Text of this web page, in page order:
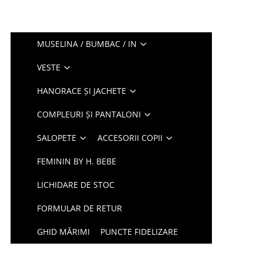
MUSELINA / BUMBAC / IN
VESTE
HANORACE ȘI JACHETE
COMPLEURI ȘI PANTALONI
SALOPETE ACCESORII COPII
FEMININ BY H. BEBE
LICHIDARE DE STOC
FORMULAR DE RETUR
GHID MĂRIMI PUNCTE FIDELIZARE